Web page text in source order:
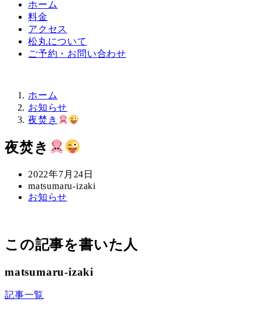
ホーム
料金
アクセス
松丸について
ご予約・お問い合わせ
ホーム
お知らせ
夜焚き
夜焚き
投
稿
日
2022年7月24日
著
者
matsumaru-izaki
カ
ー
お知らせ
この記事を書いた人
matsumaru-izaki
記事一覧